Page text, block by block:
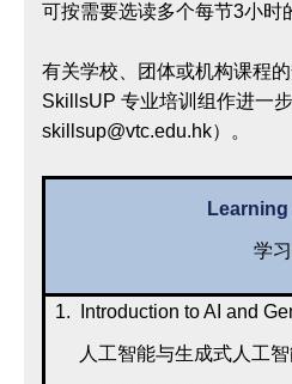
可按需要选读多个每节3小时
有关学校、团体或机构课程
SkillsUP 专业培训组作进一
skillsup@vtc.edu.hk）。
学
1. Introduction to AI and
人工智能与生成式人工智